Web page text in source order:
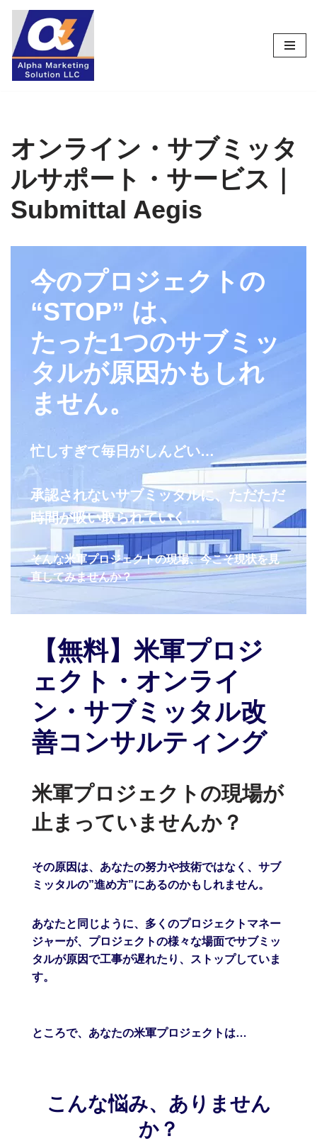
コ
ン
テ
キ
ッ
プ
オンライン・サブミッタ
ルサポート・サービス｜
Submittal Aegis
今のプロジェクトの
“STOP” は、
たった1つのサブミッ
タルが原因かもしれ
ません。
忙しすぎて毎日がしんどい…
承認されないサブミッタルに、ただただ
時間が吸い取られていく…
そんな米軍プロジェクトの現場、今こそ現状を見
直してみませんか？
【無料】米軍プロジ
ェクト・オンライ
ン・サブミッタル改
善コンサルティング
米軍プロジェクトの現場が
止まっていませんか？
その原因は、あなたの努力や技術ではなく、サブ
ミッタルの”進め方”にあるのかもしれません。
あなたと同じように、多くのプロジェクトマネー
ジャーが、プロジェクトの様々な場面でサブミッ
タルが原因で工事が遅れたり、ストップしていま
す。
ところで、あなたの米軍プロジェクトは…
こんな悩み、ありません
か？